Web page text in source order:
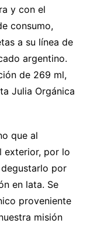
y con el
consumo,
a su línea de
argentino.
de 269 ml,
Julia Orgánica
que al
exterior, por lo
por
en lata. Se
proveniente
misión